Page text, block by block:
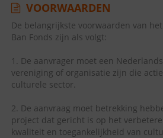
VOORWAARDEN
De belangrijkste voorwaarden van
Ban Fonds zijn als volgt:
1. De aanvrager moet een
vereniging of organisatie zijn die
culturele sector.
2. De aanvraag moet betrekking
project dat gericht is op het
kwaliteit en toegankelijkheid van